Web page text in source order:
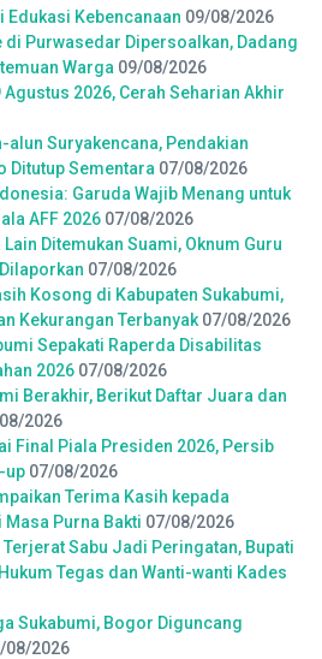
Edukasi Kebencanaan 09/08/2026
di Purwasedar Dipersoalkan, Dadang
Warga 09/08/2026
2026, Cerah Seharian Akhir
alun Suryakencana, Pendakian
Ditutup Sementara 07/08/2026
Garuda Wajib Menang untuk
AFF 2026 07/08/2026
Ditemukan Suami, Oknum Guru
07/08/2026
Kosong di Kabupaten Sukabumi,
Kekurangan Terbanyak 07/08/2026
Sepakati Raperda Disabilitas
2026 07/08/2026
Berakhir, Berikut Daftar Juara dan
2026
Final Piala Presiden 2026, Persib
up 07/08/2026
Terima Kasih kepada
Purna Bakti 07/08/2026
Sabu Jadi Peringatan, Bupati
Tegas dan Wanti-wanti Kades
Sukabumi, Bogor Diguncang
08/2026